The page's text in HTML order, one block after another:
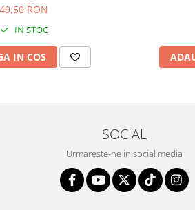
49,50 RON
IN STOC
IN COS
SOCIAL
Urmareste-ne in social media